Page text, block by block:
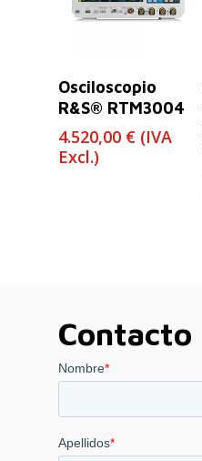
Leer Más
Osciloscopio
R&S® RTM3004
4.520,00 € (IVA
Excl.)
Contacto